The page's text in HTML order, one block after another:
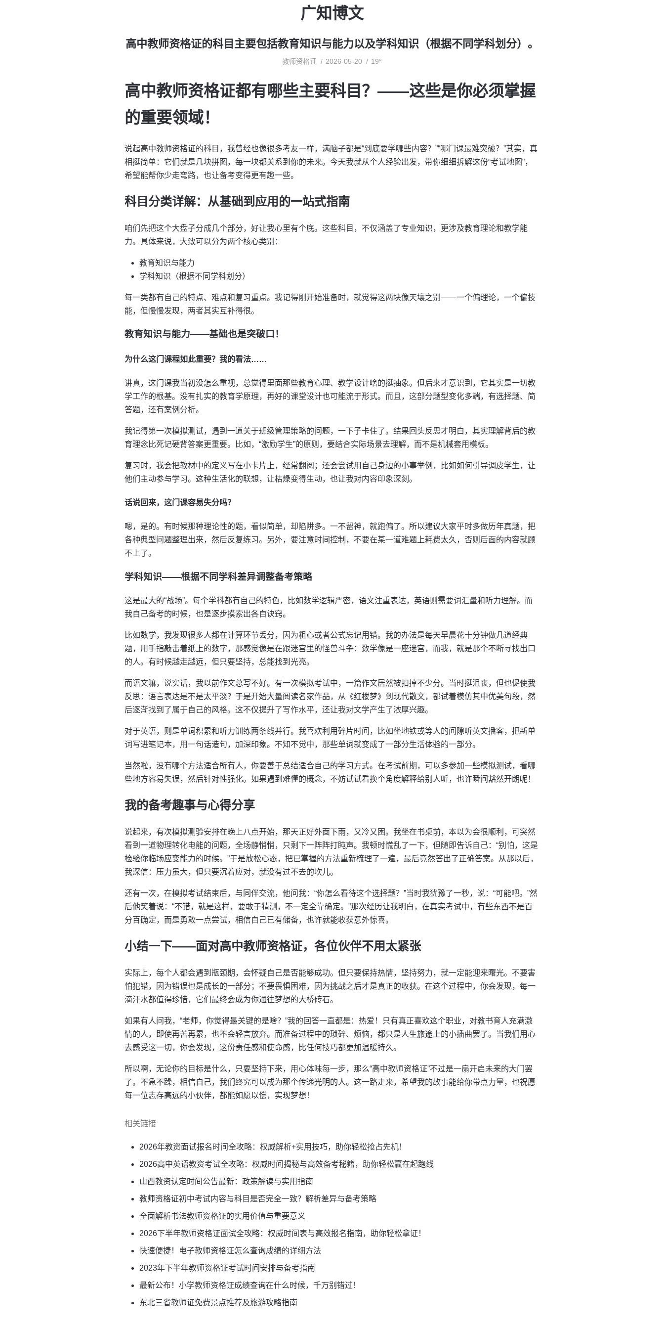
广知博文
高中教师资格证的科目主要包括教育知识与能力以及学科知识（根据不同学科划分）。
教师资格证 2026-05-20 19°
高中教师资格证都有哪些主要科目？——这些是你必须掌握
的重要领域！
说起高中教师资格证的科目，我曾经也像很多考友一样，满脑子都是“到底要学哪些内容？”“哪门课最难突破？”其实，真
相挺简单：它们就是几块拼图，每一块都关系到你的未来。今天我就从个人经验出发，带你细细拆解这份“考试地图”，
希望能帮你少走弯路，也让备考变得更有趣一些。
科目分类详解：从基础到应用的一站式指南
咱们先把这个大盘子分成几个部分，好让我心里有个底。这些科目，不仅涵盖了专业知识，更涉及教育理论和教学能
力。具体来说，大致可以分为两个核心类别：
教育知识与能力
学科知识（根据不同学科划分）
每一类都有自己的特点、难点和复习重点。我记得刚开始准备时，就觉得这两块像天壤之别——一个偏理论，一个偏技
能，但慢慢发现，两者其实互补得很。
教育知识与能力——基础也是突破口！
为什么这门课程如此重要？我的看法……
讲真，这门课我当初没怎么重视，总觉得里面那些教育心理、教学设计啥的挺抽象。但后来才意识到，它其实是一切教
学工作的根基。没有扎实的教育学原理，再好的课堂设计也可能流于形式。而且，这部分题型变化多端，有选择题、简
答题，还有案例分析。
我记得第一次模拟测试，遇到一道关于班级管理策略的问题，一下子卡住了。结果回头反思才明白，其实理解背后的教
育理念比死记硬背答案更重要。比如，“激励学生”的原则，要结合实际场景去理解，而不是机械套用模板。
复习时，我会把教材中的定义写在小卡片上，经常翻阅；还会尝试用自己身边的小事举例，比如如何引导调皮学生，让
他们主动参与学习。这种生活化的联想，让枯燥变得生动，也让我对内容印象深刻。
话说回来，这门课容易失分吗？
嗯，是的。有时候那种理论性的题，看似简单，却陷阱多。一不留神，就跑偏了。所以建议大家平时多做历年真题，把
各种典型问题整理出来，然后反复练习。另外，要注意时间控制，不要在某一道难题上耗费太久，否则后面的内容就顾
不上了。
学科知识——根据不同学科差异调整备考策略
这是最大的“战场”。每个学科都有自己的特色，比如数学逻辑严密，语文注重表达，英语则需要词汇量和听力理解。而
我自己备考的时候，也是逐步摸索出各自诀窍。
比如数学，我发现很多人都在计算环节丢分，因为粗心或者公式忘记用错。我的办法是每天早晨花十分钟做几道经典
题，用手指敲击着纸上的数字，那感觉像是在跟迷宫里的怪兽斗争：数学像是一座迷宫，而我，就是那个不断寻找出口
的人。有时候越走越远，但只要坚持，总能找到光亮。
而语文嘛，说实话，我以前作文总写不好。有一次模拟考试中，一篇作文居然被扣掉不少分。当时挺沮丧，但也促使我
反思：语言表达是不是太平淡？于是开始大量阅读名家作品，从《红楼梦》到现代散文，都试着模仿其中优美句段，然
后逐渐找到了属于自己的风格。这不仅提升了写作水平，还让我对文学产生了浓厚兴趣。
对于英语，则是单词积累和听力训练两条线并行。我喜欢利用碎片时间，比如坐地铁或等人的间隙听英文播客，把新单
词写进笔记本，用一句话造句，加深印象。不知不觉中，那些单词就变成了一部分生活体验的一部分。
当然啦，没有哪个方法适合所有人，你要善于总结适合自己的学习方式。在考试前期，可以多参加一些模拟测试，看哪
些地方容易失误，然后针对性强化。如果遇到难懂的概念，不妨试试看换个角度解释给别人听，也许瞬间豁然开朗呢！
我的备考趣事与心得分享
说起来，有次模拟测验安排在晚上八点开始，那天正好外面下雨，又冷又困。我坐在书桌前，本以为会很顺利，可突然
看到一道物理转化电能的问题，全场静悄悄，只剩下一阵阵打盹声。我顿时慌乱了一下，但随即告诉自己：“别怕，这是
检验你临场应变能力的时候。”于是放松心态，把已掌握的方法重新梳理了一遍，最后竟然答出了正确答案。从那以后，
我深信：压力虽大，但只要沉着应对，就没有过不去的坎儿。
还有一次，在模拟考试结束后，与同伴交流，他问我：“你怎么看待这个选择题？”当时我犹豫了一秒，说：“可能吧。”然
后他笑着说：“不错，就是这样，要敢于猜测，不一定全靠确定。”那次经历让我明白，在真实考试中，有些东西不是百
分百确定，而是勇敢一点尝试，相信自己已有储备，也许就能收获意外惊喜。
小结一下——面对高中教师资格证，各位伙伴不用太紧张
实际上，每个人都会遇到瓶颈期，会怀疑自己是否能够成功。但只要保持热情，坚持努力，就一定能迎来曙光。不要害
怕犯错，因为错误也是成长的一部分；不要畏惧困难，因为挑战之后才是真正的收获。在这个过程中，你会发现，每一
滴汗水都值得珍惜，它们最终会成为你通往梦想的大桥砖石。
如果有人问我，“老师，你觉得最关键的是啥？”我的回答一直都是：热爱！只有真正喜欢这个职业，对教书育人充满激
情的人，即使再苦再累，也不会轻言放弃。而准备过程中的琐碎、烦恼，都只是人生旅途上的小插曲罢了。当我们用心
去感受这一切，你会发现，这份责任感和使命感，比任何技巧都更加温暖持久。
所以啊，无论你的目标是什么，只要坚持下来，用心体味每一步，那么“高中教师资格证”不过是一扇开启未来的大门罢
了。不急不躁，相信自己，我们终究可以成为那个传递光明的人。这一路走来，希望我的故事能给你带点力量，也祝愿
每一位志存高远的小伙伴，都能如愿以偿，实现梦想！
相关链接
2026年教资面试报名时间全攻略：权威解析+实用技巧，助你轻松抢占先机！
2026高中英语教资考试全攻略：权威时间揭秘与高效备考秘籍，助你轻松赢在起跑线
山西教资认定时间公告最新：政策解读与实用指南
教师资格证初中考试内容与科目是否完全一致？解析差异与备考策略
全面解析书法教师资格证的实用价值与重要意义
2026下半年教师资格证面试全攻略：权威时间表与高效报名指南，助你轻松拿证！
快速便捷！电子教师资格证怎么查询成绩的详细方法
2023年下半年教师资格证考试时间安排与备考指南
最新公布！小学教师资格证成绩查询在什么时候，千万别错过！
东北三省教师证免费景点推荐及旅游攻略指南